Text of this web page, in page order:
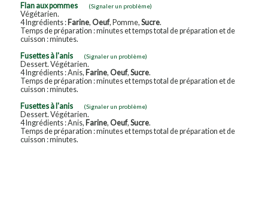
Flan aux pommes
(Signaler un problème)
Végétarien.
4 Ingrédients : Farine, Oeuf, Pomme, Sucre.
Temps de préparation : minutes et temps total de préparation et de
cuisson : minutes.
Fusettes à l'anis
(Signaler un problème)
Dessert. Végétarien.
4 Ingrédients : Anis, Farine, Oeuf, Sucre.
Temps de préparation : minutes et temps total de préparation et de
cuisson : minutes.
Fusettes à l'anis
(Signaler un problème)
Dessert. Végétarien.
4 Ingrédients : Anis, Farine, Oeuf, Sucre.
Temps de préparation : minutes et temps total de préparation et de
cuisson : minutes.